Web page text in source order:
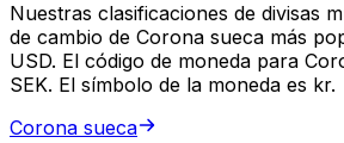
Nuestras clasificaciones de divisas
de cambio de Corona sueca más
USD. El código de moneda para
SEK. El símbolo de la moneda es kr.
Corona sueca